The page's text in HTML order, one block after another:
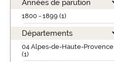
Années de parution
1800 - 1899 (1)
Départements
04 Alpes-de-Haute-Provence
(1)